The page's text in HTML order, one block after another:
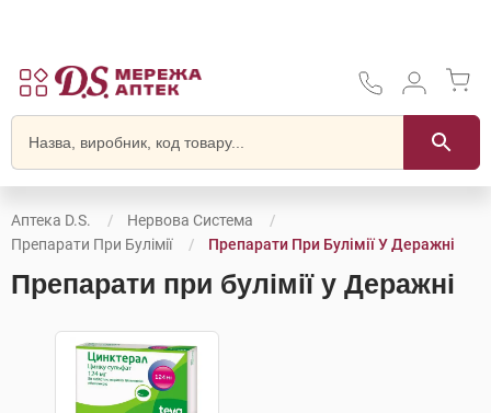
Аптека D.S.
Нервова Система
Препарати При Булімії
Препарати При Булімії У Деражні
Препарати при булімії у Деражні